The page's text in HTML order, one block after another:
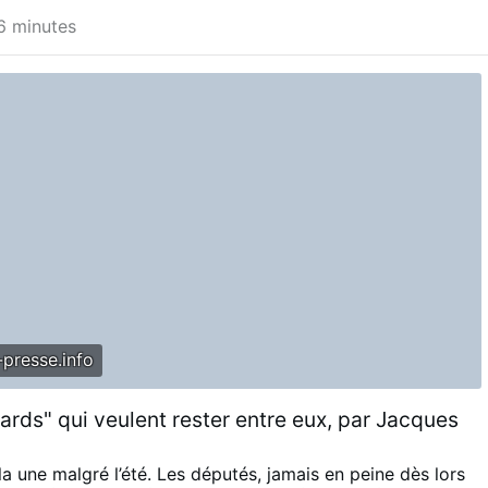
minutes
qui veulent rester entre eux, par Jacques
une malgré l’été. Les députés, jamais en peine dès lors